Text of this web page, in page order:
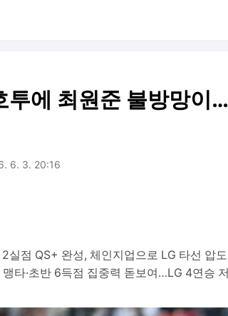
투에 최원준 불방망이
6. 3. 20:16
실점 QS+ 완성, 체인지업으로 LG 타선 압
타·초반 6득점 집중력 돋보여…LG 4연승